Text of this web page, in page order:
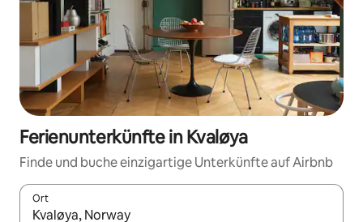
Ferienunterkünfte in Kvaløya
Finde und buche einzigartige Unterkünfte auf Airbnb
Ort
Wenn Ergebnisse verfügbar sind, navigiere mit den